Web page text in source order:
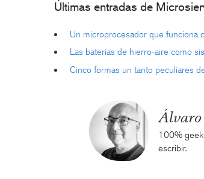
Últimas entradas de
Un microprocesador que funciona
Las baterías de hierro-aire como
Cinco formas un tanto peculiares
Álvaro
100% geek
escribir.